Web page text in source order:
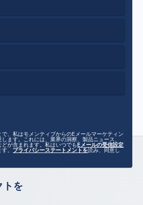
、私はモメンティブからのEメールマーケティン
ます。これには、業界の洞察、製品ニュース、
が含まれます。私はいつでもEメールの受信設定
。 プライバシーステートメントを読み、同意し
トを